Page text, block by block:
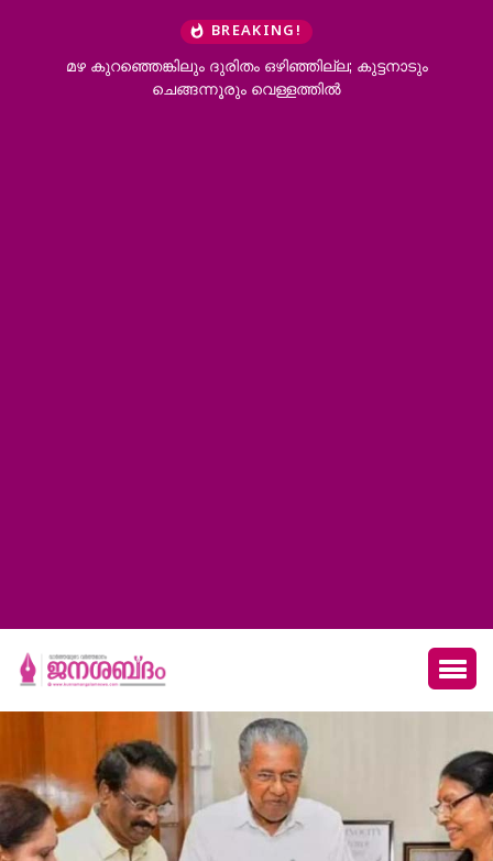
BREAKING!
മഴ കുറഞ്ഞെങ്കിലും ദുരിതം ഒഴിഞ്ഞില്ല; കുട്ടനാടും
ചെങ്ങന്നൂരും വെള്ളത്തിൽ